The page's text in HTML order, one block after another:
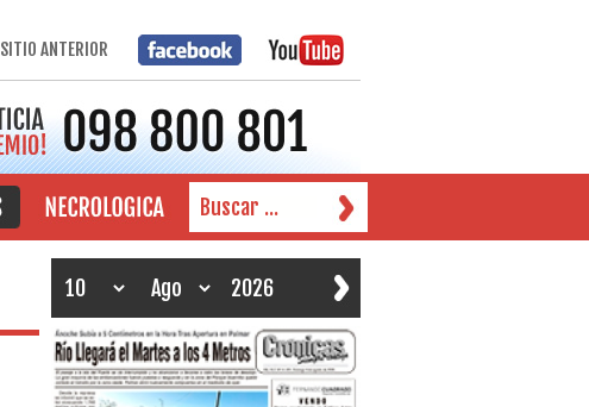
SITIO ANTERIOR